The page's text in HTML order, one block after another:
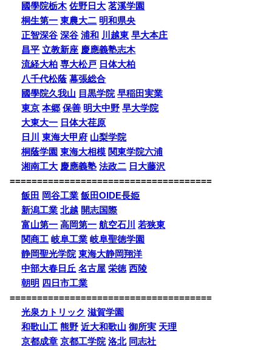
國學院栃木 佐野日大 茗溪学園
桐生第一 東農大二 明和県央
正智深谷 深谷 浦和 川越東 早大本庄
昌平 立教新座 慶應義塾志木
流経大柏 専大松戸 日体大柏
八千代松蔭 幕張総合
國學院久我山 目黒学院 早稲田実業
東京 本郷 保善 明大中野 早大学院
大東大一 日体大荏原
日川
東海大甲府 山梨学院
桐蔭学園 東海大相模 関東学院六浦
湘南工大 慶應義塾 法政二 日大藤沢
=====================================
飯田
岡谷工業 飯田OIDE長姫
新潟工業 北越 開志国際
富山第一 高岡第一 航空石川
若狭東
関商工 岐阜工業 岐阜聖徳学園
静岡聖光学院 東海大静岡翔洋
中部大春日丘 名古屋 栄徳 西陵
朝明 四日市工業
=====================================
光泉カトリック 滋賀学園
和歌山工 熊野 近大和歌山 御所実 天理
京都成章 京都工学院 洛北 同志社